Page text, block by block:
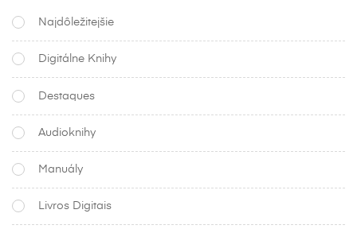
Najdôležitejšie
Digitálne Knihy
Destaques
Audioknihy
Manuály
Livros Digitais